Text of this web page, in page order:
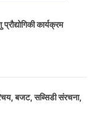
कार्यक्रम
बजट, सब्सिडी संरचना,